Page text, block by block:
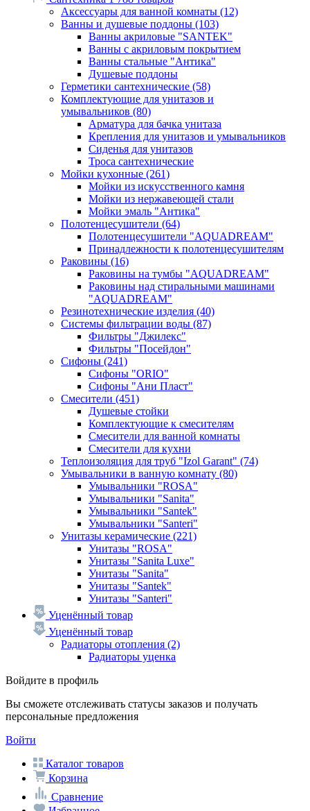
Аксессуары для ванной комнаты (12)
Ванны и душевые поддоны (103)
Ванны акриловые "SANTEK"
Ванны с акриловым покрытием
Ванны стальные "Антика"
Душевые поддоны
Герметики сантехнические (58)
Комплектующие для унитазов и
умывальников (80)
Арматура для бачка унитаза
Крепления для унитазов и умывальников
Сиденья для унитазов
Троса сантехнические
Мойки кухонные (261)
Мойки из искусственного камня
Мойки из нержавеющей стали
Мойки эмаль "Антика"
Полотенцесушители (64)
Полотенцесушители "AQUADREAM"
Принадлежности к полотенцесушителям
Раковины (16)
Раковины на тумбы "AQUADREAM"
Раковины над стиральными машинами
"AQUADREAM"
Резинотехнические изделия (40)
Системы фильтрации воды (87)
Фильтры "Джилекс"
Фильтры "Посейдон"
Сифоны (241)
Сифоны "ORIO"
Сифоны "Ани Пласт"
Смесители (451)
Душевые стойки
Комплектующие к смесителям
Смесители для ванной комнаты
Смесители для кухни
Теплоизоляция для труб "Izol Garant" (74)
Умывальники в ванную комнату (80)
Умывальники "ROSA"
Умывальники "Sanita"
Умывальники "Santek"
Умывальники "Santeri"
Унитазы керамические (221)
Унитазы "ROSA"
Унитазы "Sanita Luxe"
Унитазы "Sanita"
Унитазы "Santek"
Унитазы "Santeri"
Уценённый товар
Уценённый товар
Радиаторы отопления (2)
Радиаторы уценка
Войдите в профиль
Вы сможете отслеживать статусы заказов и получать
персональные предложения
Войти
Каталог товаров
Корзина
Сравнение